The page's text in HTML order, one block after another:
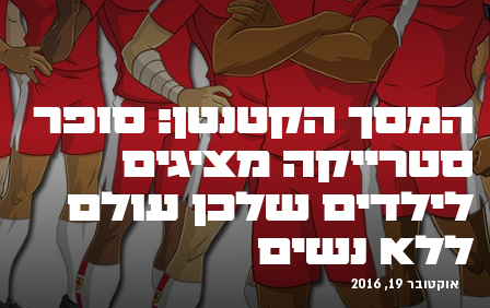
המסך הקטנטן: סופר
סטרייקה מציגים
לילדים שלכן עולם
ללא נשים
אוקטובר 19, 2016